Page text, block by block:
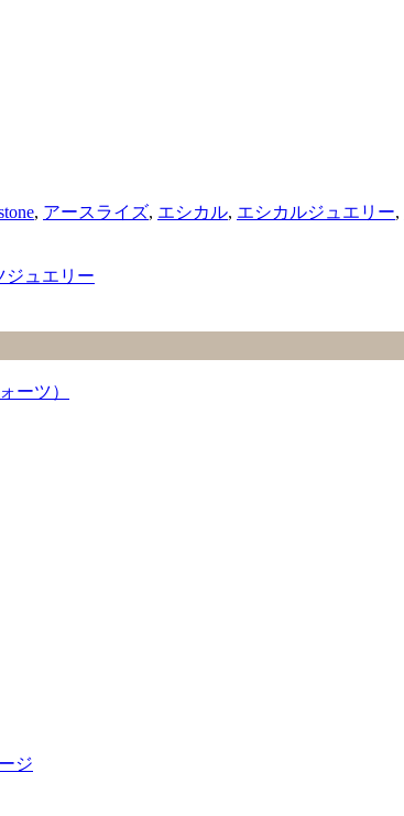
, アースライズ, エシカル, エシカルジュエリー,
ジュエリー